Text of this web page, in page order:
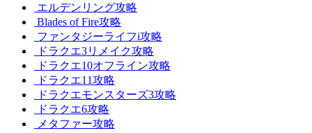
エルデンリング攻略
Blades of Fire攻略
ファンタジーライフi攻略
ドラクエ3リメイク攻略
ドラクエ10オフライン攻略
ドラクエ11攻略
ドラクエモンスターズ3攻略
ドラクエ6攻略
メタファー攻略